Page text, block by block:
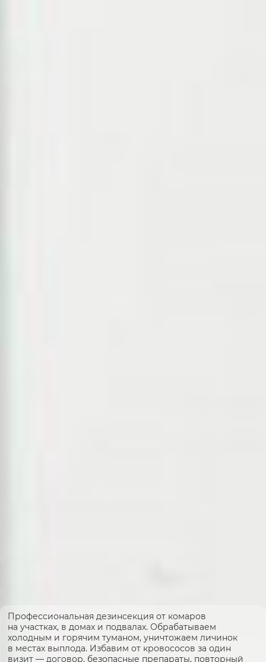
Профессиональная дезинсекция от комаров
на участках, в домах и подвалах. Обрабатываем
холодным и горячим туманом, уничтожаем личинок
в местах выплода. Избавим от кровососов за один
визит — договор, безопасные препараты, повторный